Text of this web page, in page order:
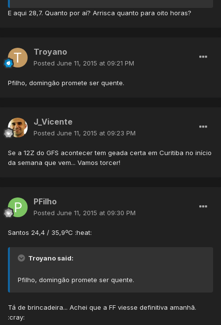
E aqui 28,7. Quanto por aí? Arrisca quanto para oito horas?
Troyano
Posted June 11, 2015 at 09:21 PM
Pfilho, domingão promete ser quente.
J_Vicente
Posted June 11, 2015 at 09:23 PM
Se a 12Z do GFS acontecer tem geada certa em Curitiba no início
da semana que vem... Vamos torcer!
PFilho
Posted June 11, 2015 at 09:30 PM
Santos 24,4 / 35,9ºC :heat:
Troyano said:
Pfilho, domingão promete ser quente.
Tá de brincadeira... Achei que a FF viesse definitiva amanhã.
:cray: